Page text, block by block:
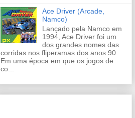
Ace Driver (Arcade,
Namco)
Lançado pela Namco em
1994, Ace Driver foi um
dos grandes nomes das
corridas nos fliperamas dos anos 90.
Em uma época em que os jogos de
co...